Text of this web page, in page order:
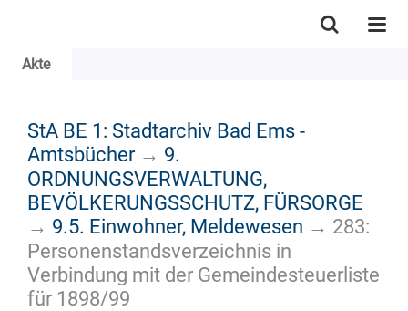
Akte
StA BE 1: Stadtarchiv Bad Ems -
Amtsbücher→ 9.
ORDNUNGSVERWALTUNG,
BEVÖLKERUNGSSCHUTZ, FÜRSORGE
→ 9.5. Einwohner, Meldewesen → 283:
Personenstandsverzeichnis in
Verbindung mit der Gemeindesteuerliste
für 1898/99